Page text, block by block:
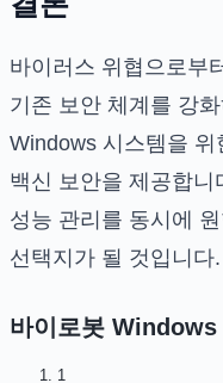
바이러스 위협으로부
기존 보안 체계를 강
Windows 시스템을
백신 보안을 제공합니
성능 관리를 동시에
선택지가 될 것입니다.
바이로봇 Windows
1